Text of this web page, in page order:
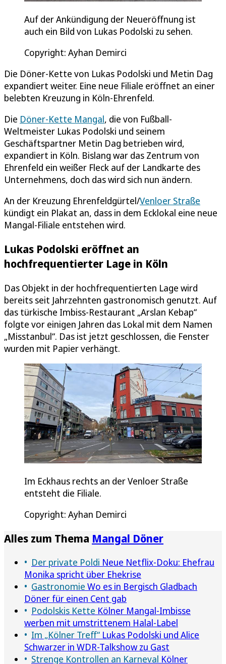
Auf der Ankündigung der Neueröffnung ist
auch ein Bild von Lukas Podolski zu sehen.
Copyright: Ayhan Demirci
Die Döner-Kette von Lukas Podolski und Metin Dag
expandiert weiter. Eine neue Filiale eröffnet an einer
belebten Kreuzung in Köln-Ehrenfeld.
Die Döner-Kette Mangal, die von Fußball-
Weltmeister Lukas Podolski und seinem
Geschäftspartner Metin Dag betrieben wird,
expandiert in Köln. Bislang war das Zentrum von
Ehrenfeld ein weißer Fleck auf der Landkarte des
Unternehmens, doch das wird sich nun ändern.
An der Kreuzung Ehrenfeldgürtel/Venloer Straße
kündigt ein Plakat an, dass in dem Ecklokal eine neue
Mangal-Filiale entstehen wird.
Lukas Podolski eröffnet an
hochfrequentierter Lage in Köln
Das Objekt in der hochfrequentierten Lage wird
bereits seit Jahrzehnten gastronomisch genutzt. Auf
das türkische Imbiss-Restaurant „Arslan Kebap“
folgte vor einigen Jahren das Lokal mit dem Namen
„Misstanbul“. Das ist jetzt geschlossen, die Fenster
wurden mit Papier verhängt.
Im Eckhaus rechts an der Venloer Straße
entsteht die Filiale.
Copyright: Ayhan Demirci
Alles zum Thema Mangal Döner
Der private Poldi Neue Netflix-Doku: Ehefrau
Monika spricht über Ehekrise
Gastronomie Wo es in Bergisch Gladbach
Döner für einen Cent gab
Podolskis Kette Kölner Mangal-Imbisse
werben mit umstrittenem Halal-Label
Im „Kölner Treff“ Lukas Podolski und Alice
Schwarzer in WDR-Talkshow zu Gast
Strenge Kontrollen an Karneval Kölner